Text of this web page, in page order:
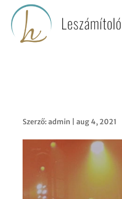
Szerző:admin aug 4, 2021